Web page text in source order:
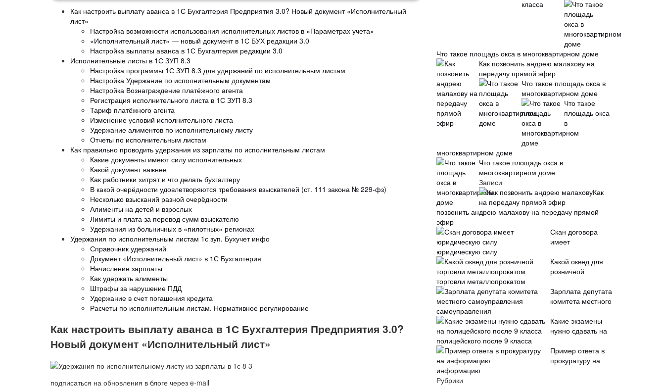
Как настроить выплату аванса в 1С Бухгалтерия Предприятия 3.0? Новый документ «Исполнительный
лист»
Настройка возможности использования исполнительных листов в «Параметрах учета»
«Исполнительный лист» — новый документ в 1С БУХ редакции 3.0
Настройка выплаты аванса в 1С Бухгалтерия редакции 3.0
Исполнительные листы в 1С ЗУП 8.3
Настройка программы 1С ЗУП 8.3 для удержаний по исполнительным листам
Настройка Удержание по исполнительным документам
Настройка Вознаграждение платёжного агента
Регистрация исполнительного листа в 1С ЗУП 8.3
Тариф платёжного агента
Изменение условий исполнительного листа
Удержание алиментов по исполнительному листу
Отчеты по исполнительным листам
Как правильно проводить удержания из зарплаты по исполнительным листам
Какие документы имеют силу исполнительных
Какой документ важнее
Как работники хитрят и что делать бухгалтеру
В какой очерёдности удовлетворяются требования взыскателей (ст. 111 закона № 229-фз)
Несколько взысканий разной очерёдности
Алименты на детей и взрослых
Лимиты и плата за перевод сумм взыскателю
Удержания из больничных в «пилотных» регионах
Удержания по исполнительным листам 1с зуп. Бухучет инфо
Справочник удержаний
Документ «Исполнительный лист» в 1С Бухгалтерия
Начисление зарплаты
Как удержать алименты
Штрафы за нарушение ПДД
Удержание в счет погашения кредита
Расчеты по исполнительным листам. Нормативное регулирование
Как настроить выплату аванса в 1С Бухгалтерия Предприятия 3.0?
Новый документ «Исполнительный лист»
подписаться на обновления в блоге через e-mail
Что такое площадь окса в многоквартирном доме
Как позвонить андрею малахову на
передачу прямой эфир
Что такое площадь окса в
многоквартирном доме
Что такое
площадь окса
в
многоквартирном доме
Что такое площадь окса в
многоквартирном доме
Записи
Как
позвонить андрею малахову на передачу прямой
эфир
Скан договора
имеет
юридическую силу
Какой оквед для
розничной
торговли металлопрокатом
Зарплата депутата
комитета местного
самоуправления
Какие экзамены
нужно сдавать на
полицейского после 9 класса
Пример ответа в
прокуратуру на
информацию
Рубрики